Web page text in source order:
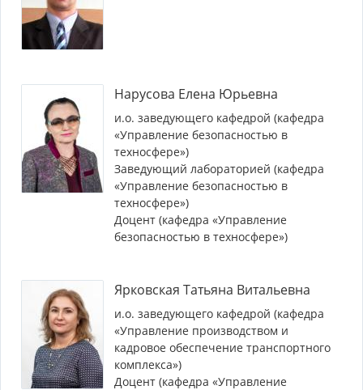
Нарусова Елена Юрьевна
и.о. заведующего кафедрой (кафедра
«Управление безопасностью в
техносфере»)
Заведующий лабораторией (кафедра
«Управление безопасностью в
техносфере»)
Доцент (кафедра «Управление
безопасностью в техносфере»)
Ярковская Татьяна Витальевна
и.о. заведующего кафедрой (кафедра
«Управление производством и
кадровое обеспечение транспортного
комплекса»)
Доцент (кафедра «Управление